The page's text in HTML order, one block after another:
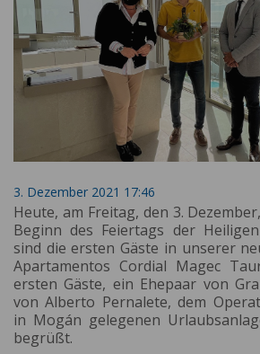
3. Dezember 2021 17:46
Heute, am Freitag, den 3.
Beginn des Feiertags der
sind die ersten Gäste in unserer
Apartamentos Cordial Magec
ersten Gäste, ein Ehepaar von
von Alberto Pernalete, dem
in Mogán gelegenen
begrüßt.